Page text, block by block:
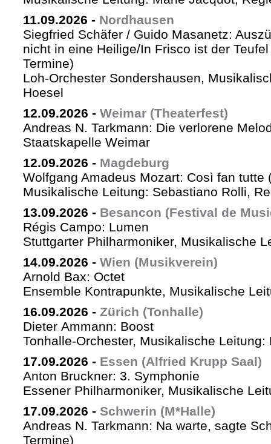
11.09.2026 - Nordhausen
Siegfried Schäfer / Guido Masanetz:
nicht in eine Heilige/In Frisco ist der
Termine)
Loh-Orchester Sondershausen,
Hoesel
12.09.2026 - Weimar (Theaterfest)
Andreas N. Tarkmann: Die verlorene
Staatskapelle Weimar
12.09.2026 - Magdeburg
Wolfgang Amadeus Mozart: Così fan tutte
Musikalische Leitung: Sebastiano Rolli,
13.09.2026 - Besancon (Festival de
Régis Campo: Lumen
Stuttgarter Philharmoniker, Musikalische
14.09.2026 - Wien (Musikverein)
Arnold Bax: Octet
Ensemble Kontrapunkte, Musikalische
16.09.2026 - Zürich (Tonhalle)
Dieter Ammann: Boost
Tonhalle-Orchester, Musikalische Leitung:
17.09.2026 - Essen (Alfried Krupp Saal)
Anton Bruckner: 3. Symphonie
Essener Philharmoniker, Musikalische
17.09.2026 - Schwerin (M*Halle)
Andreas N. Tarkmann: Na warte, sagte
Termine)